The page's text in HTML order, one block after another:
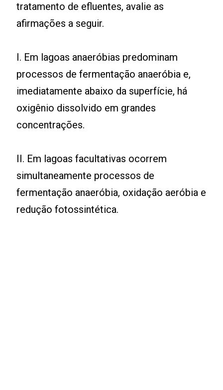
tratamento de efluentes, avalie as
afirmações a seguir.
I. Em lagoas anaeróbias predominam
processos de fermentação anaeróbia e,
imediatamente abaixo da superfície, há
oxigênio dissolvido em grandes
concentrações.
II. Em lagoas facultativas ocorrem
simultaneamente processos de
fermentação anaeróbia, oxidação aeróbia e
redução fotossintética.